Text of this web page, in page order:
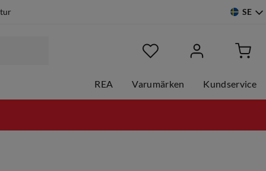
SE
REA Varumärken Kundservice